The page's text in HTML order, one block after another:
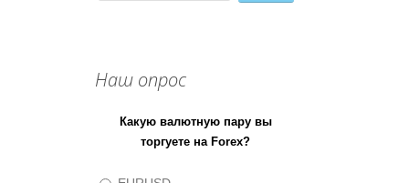
Наш опрос
Какую валютную пару вы
торгуете на Forex?